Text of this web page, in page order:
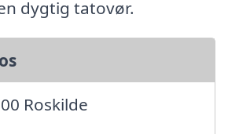
dygtig tatovør.
Roskilde